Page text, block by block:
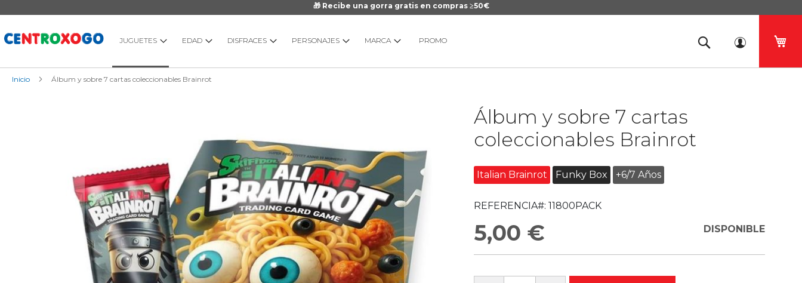
🎁 Recibe una gorra gratis en compras ≥50€
al
JUGUETES EDAD DISFRACES PERSONAJES MARCA PROMO
Inicio Álbum y sobre 7 cartas coleccionables Brainrot
Álbum y sobre 7 cartas
coleccionables Brainrot
Italian Brainrot Funky Box +6/7 Años
REFERENCIA#: 11800PACK
5,00 € DISPONIBLE
imágenes
galería
imágenes